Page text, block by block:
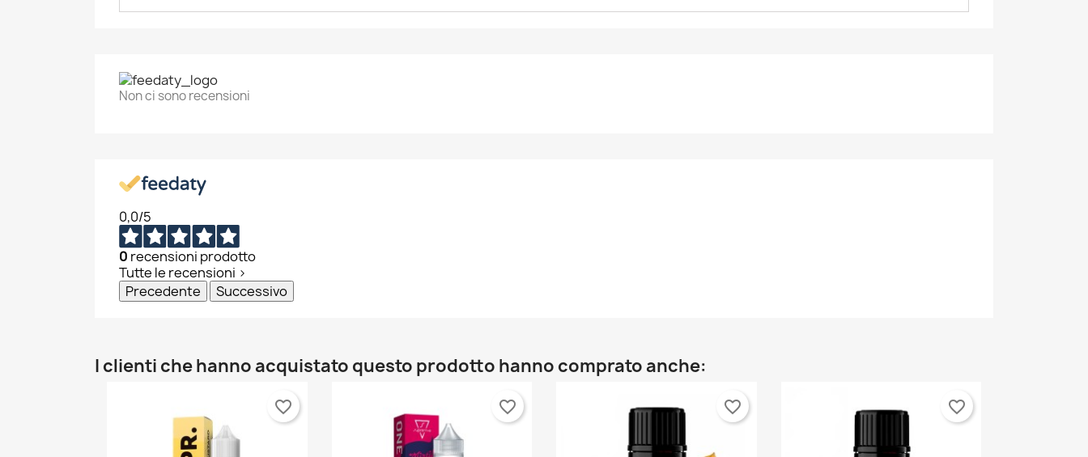
Non ci sono recensioni
0,0/5
0 recensioni prodotto
Tutte le recensioni >
Precedente
Successivo
I clienti che hanno acquistato questo prodotto hanno comprato anche:
favorite_border favorite_border favorite_border favorite_border